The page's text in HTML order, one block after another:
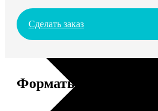
Сделать заказ
Форматы и цены